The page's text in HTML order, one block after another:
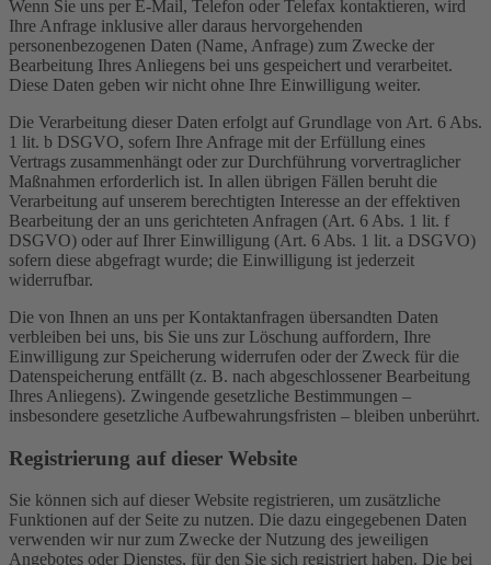
Wenn Sie uns per E-Mail, Telefon oder Telefax kontaktieren, wird
Ihre Anfrage inklusive aller daraus hervorgehenden
personenbezogenen Daten (Name, Anfrage) zum Zwecke der
Bearbeitung Ihres Anliegens bei uns gespeichert und verarbeitet.
Diese Daten geben wir nicht ohne Ihre Einwilligung weiter.
Die Verarbeitung dieser Daten erfolgt auf Grundlage von Art. 6 Abs.
1 lit. b DSGVO, sofern Ihre Anfrage mit der Erfüllung eines
Vertrags zusammenhängt oder zur Durchführung vorvertraglicher
Maßnahmen erforderlich ist. In allen übrigen Fällen beruht die
Verarbeitung auf unserem berechtigten Interesse an der effektiven
Bearbeitung der an uns gerichteten Anfragen (Art. 6 Abs. 1 lit. f
DSGVO) oder auf Ihrer Einwilligung (Art. 6 Abs. 1 lit. a DSGVO)
sofern diese abgefragt wurde; die Einwilligung ist jederzeit
widerrufbar.
Die von Ihnen an uns per Kontaktanfragen übersandten Daten
verbleiben bei uns, bis Sie uns zur Löschung auffordern, Ihre
Einwilligung zur Speicherung widerrufen oder der Zweck für die
Datenspeicherung entfällt (z. B. nach abgeschlossener Bearbeitung
Ihres Anliegens). Zwingende gesetzliche Bestimmungen –
insbesondere gesetzliche Aufbewahrungsfristen – bleiben unberührt.
Registrierung auf dieser Website
Sie können sich auf dieser Website registrieren, um zusätzliche
Funktionen auf der Seite zu nutzen. Die dazu eingegebenen Daten
verwenden wir nur zum Zwecke der Nutzung des jeweiligen
Angebotes oder Dienstes, für den Sie sich registriert haben. Die bei